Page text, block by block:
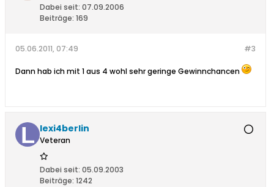
Dabei seit: 07.09.2006
Beiträge: 169
#3
05.06.2011, 07:49
Dann hab ich mit 1 aus 4 wohl sehr geringe Gewinnchancen
lexi4berlin
Veteran
Dabei seit: 05.09.2003
Beiträge: 1242